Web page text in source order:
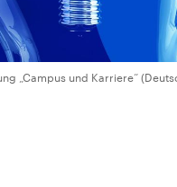
„Campus und Karriere“